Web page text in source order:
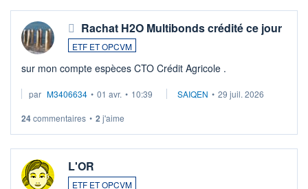
Rachat H2O Multibonds crédité ce jour
ETF ET OPCVM
sur mon compte espèces CTO Crédit Agricole .
par M3406634 • 01 avr. • 10:39 SAIQEN • 29 juil. 2026
24commentaires • 2 j'aime
L'OR
ETF ET OPCVM